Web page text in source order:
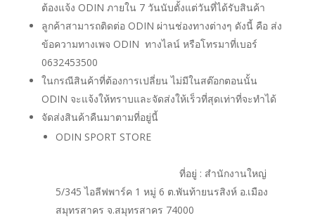
ต้องแจ้ง ODIN ภายใน 7 วันนับตั้งแต่วันที่ได้รับสินค้า
ลูกค้าสามารถติดต่อ ODIN ผ่านช่องทางต่างๆ ดังนี้ คือ ส่ง
ข้อความทางเพจ ODIN ทางไลน์ หรือโทรมาที่เบอร์
0632453500
ในกรณีสินค้าที่ต้องการเปลี่ยน ไม่มีในสต๊อกตอนนั้น
ODIN จะแจ้งให้ทราบและจัดส่งให้เร็วที่สุดเท่าที่จะทำได้
จัดส่งสินค้าคืนมาตามที่อยู่นี้
ODIN SPORT STORE
ที่อยู่ : สำนักงานใหญ่
5/345 ไอลีฟพาร์ค 1 หมู่ 6 ต.พันท้ายนรสิงห์ อ.เมือง
สมุทรสาคร จ.สมุทรสาคร 74000